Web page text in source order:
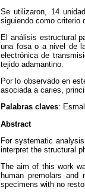
Se utilizaron, 14
siguiendo como criterio
El análisis estructural
una fosa o a nivel de
electrónica de
tejido adamantino.
Por lo observado en
asociada a caries,
Palabras claves:
Abstract
For systematic
interpret the structural
The aim of this work
human premolars
specimens with no